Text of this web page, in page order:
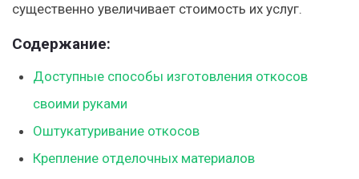
существенно увеличивает стоимость их услуг.
Содержание:
Доступные способы изготовления откосов
своими руками
Оштукатуривание откосов
Крепление отделочных материалов